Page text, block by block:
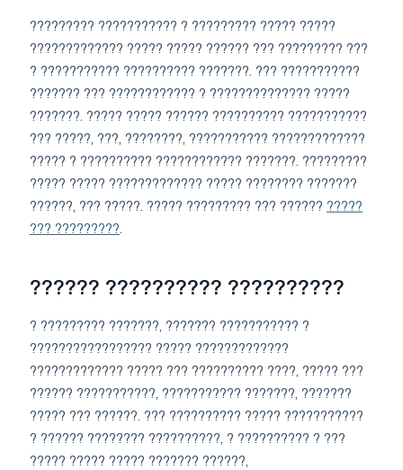
????????? ??????????? ? ????????? ????? ?????
????????????? ????? ????? ?????? ??? ????????? ???
? ??????????? ?????????? ???????. ??? ???????????
??????? ??? ???????????? ? ?????????????? ?????
???????. ????? ????? ?????? ?????????? ???????????
??? ?????, ???, ????????, ??????????? ?????????????
????? ? ?????????? ???????????? ???????. ?????????
????? ????? ????????????? ????? ???????? ???????
??????, ??? ?????. ????? ????????? ??? ?????? ?????
??? ?????????.
?????? ?????????? ??????????
? ????????? ???????, ??????? ??????????? ?
????????????????? ????? ?????????????
????????????? ????? ??? ?????????? ????, ????? ???
?????? ???????????, ??????????? ???????, ???????
????? ??? ??????. ??? ?????????? ????? ???????????
? ?????? ???????? ??????????, ? ?????????? ? ???
????? ????? ????? ??????? ??????,